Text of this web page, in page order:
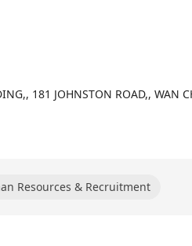
181 JOHNSTON ROAD,, WAN
Resources & Recruitment